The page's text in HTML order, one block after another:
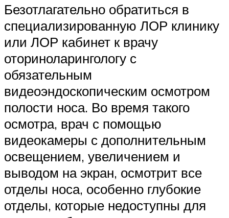
Безотлагательно обратиться в
специализированную ЛОР клинику
или ЛОР кабинет к врачу
оториноларингологу с
обязательным
видеоэндоскопическим осмотром
полости носа. Во время такого
осмотра, врач с помощью
видеокамеры с дополнительным
освещением, увеличением и
выводом на экран, осмотрит все
отделы носа, особенно глубокие
отделы, которые недоступны для